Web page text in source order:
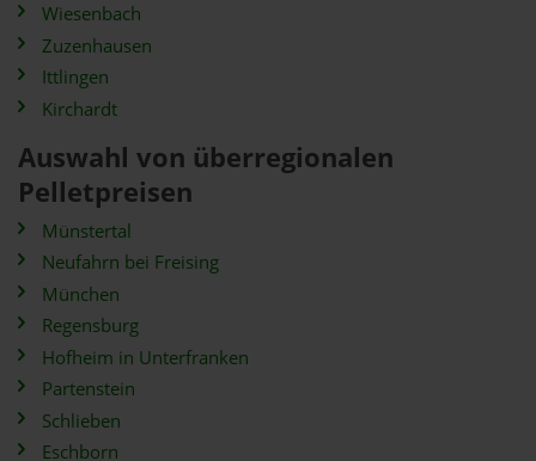
Wiesenbach
Zuzenhausen
Ittlingen
Kirchardt
Auswahl von überregionalen
Pelletpreisen
Münstertal
Neufahrn bei Freising
München
Regensburg
Hofheim in Unterfranken
Partenstein
Schlieben
Eschborn